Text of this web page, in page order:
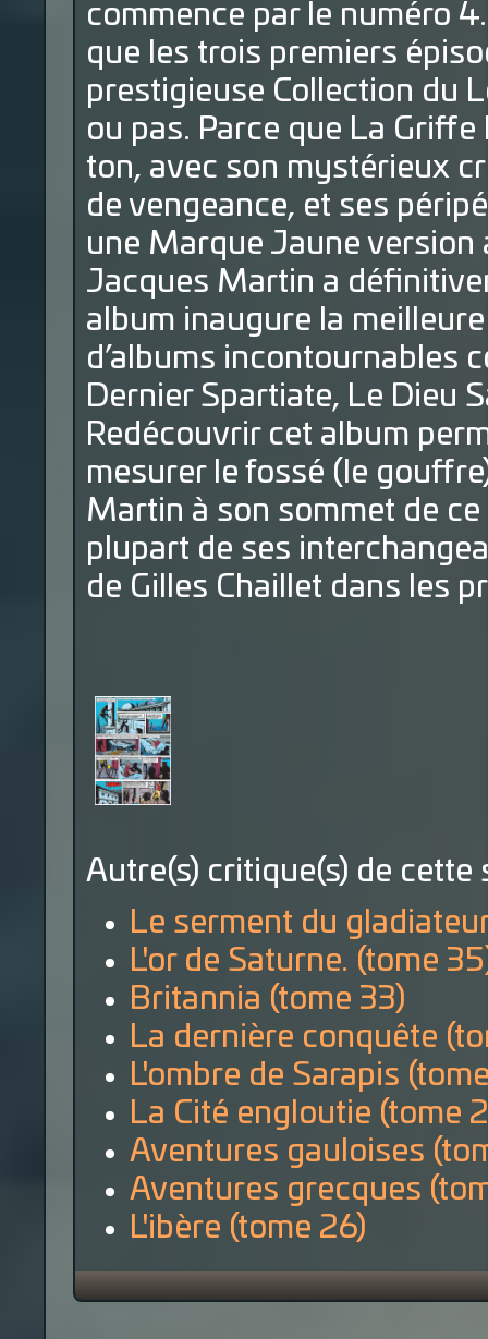
commence par le numéro
que les trois premiers
prestigieuse Collection du
ou pas. Parce que La
ton, avec son mystérieux
de vengeance, et ses
une Marque Jaune version
Jacques Martin a
album inaugure la
d’albums incontournables
Dernier Spartiate, Le Dieu
Redécouvrir cet album
mesurer le fossé (le
Martin à son sommet de
plupart de ses
de Gilles Chaillet dans les
Autre(s) critique(s) de cette
Le serment du
L'or de Saturne. (tome
Britannia (tome 33)
La dernière conquête
L'ombre de Sarapis
La Cité engloutie (tome
Aventures gauloises
Aventures grecques
L'ibère (tome 26)